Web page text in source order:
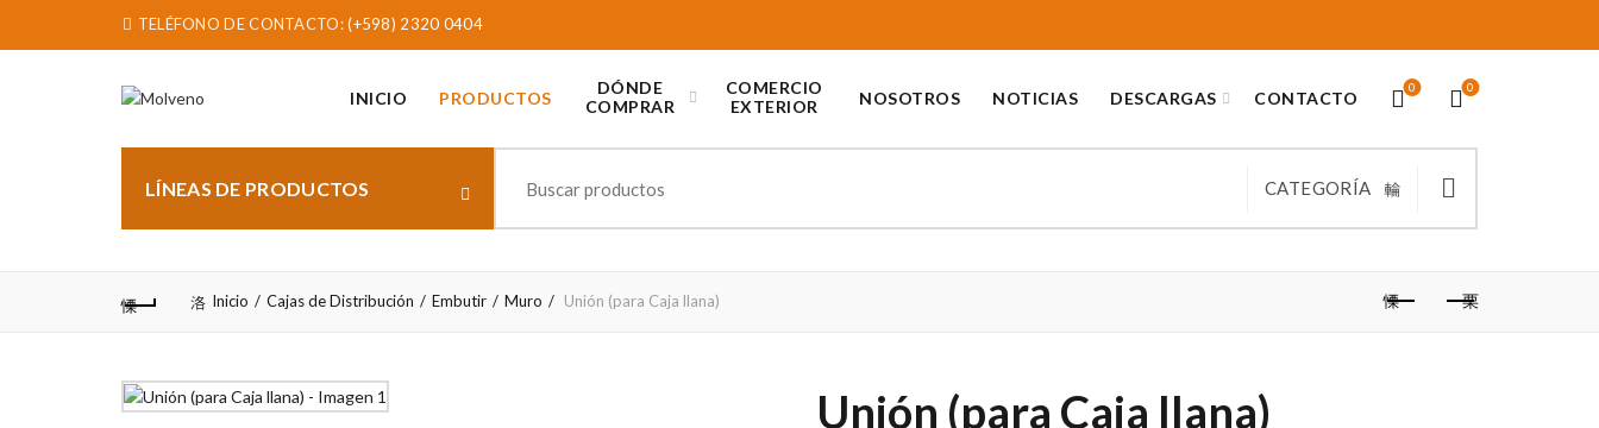
TELÉFONO DE CONTACTO:(+598) 2320 0404
INICIO PRODUCTOS
DÓNDE
COMPRAR
COMERCIO
EXTERIOR
NOSOTROS NOTICIAS DESCARGAS CONTACTO
0 0
LÍNEAS DE PRODUCTOS CATEGORÍA
Inicio Cajas de Distribución Embutir Muro Unión (para Caja llana)
Unión (para Caja llana)